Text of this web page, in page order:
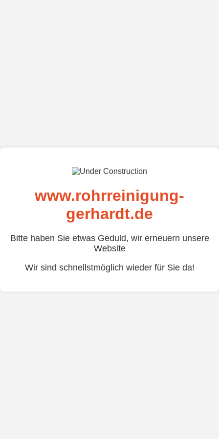
www.rohrreinigung-
gerhardt.de
Bitte haben Sie etwas Geduld, wir erneuern unsere
Website
Wir sind schnellstmöglich wieder für Sie da!